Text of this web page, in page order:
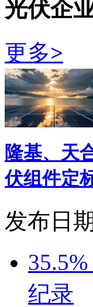
光伏企
更多>
隆基、天
伏组件定
发布日
纪录